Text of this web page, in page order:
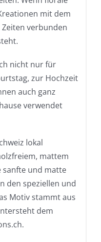
mit dem
verbunden
nicht nur für
zur Hochzeit
auch ganz
verwendet
lokal
mattem
sanfte und matte
den speziellen und
Motiv stammt aus
dem